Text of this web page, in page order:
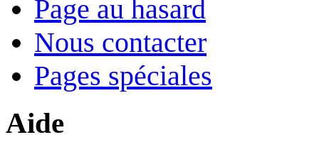
Page au hasard
Nous contacter
Pages spéciales
Aide